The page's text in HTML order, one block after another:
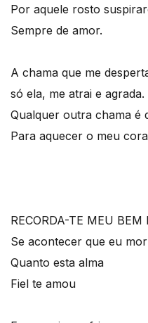
Por aquele rosto
Sempre de amor.
A chama que me
só ela, me atrai e agrada.
Qualquer outra chama é
Para aquecer o meu
RECORDA-TE MEU BEM
Se acontecer que eu
Quanto esta alma
Fiel te amou